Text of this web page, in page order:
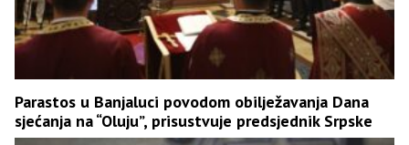
Parastos u Banjaluci povodom obilježavanja Dana
sjećanja na “Oluju”, prisustvuje predsjednik Srpske